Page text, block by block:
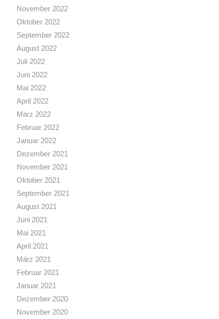
November 2022
Oktober 2022
September 2022
August 2022
Juli 2022
Juni 2022
Mai 2022
April 2022
März 2022
Februar 2022
Januar 2022
Dezember 2021
November 2021
Oktober 2021
September 2021
August 2021
Juni 2021
Mai 2021
April 2021
März 2021
Februar 2021
Januar 2021
Dezember 2020
November 2020